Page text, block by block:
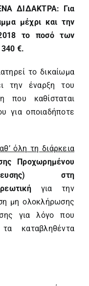
ΔΙΔΑΚΤΡΑ: Για
μέχρι και την
το ποσό των
€.
το δικαίωμα
την έναρξη του
που καθίσταται
για οποιαδήποτε
όλη τη διάρκεια
Προχωρημένου
στη
για την
μη ολοκλήρωσης
για λόγο που
καταβληθέντα